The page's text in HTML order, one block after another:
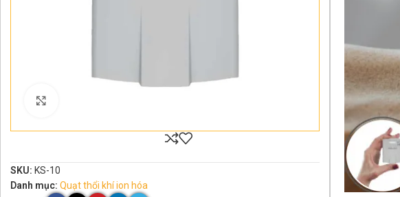
SKU: KS-10
Danh mục: Quạt thổi khí ion hóa